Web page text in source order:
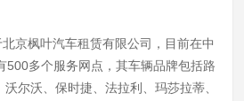
北京枫叶汽车租赁有限公司，目前在中
500多个服务网点，其车辆品牌包括路
尔沃、保时捷、法拉利、玛莎拉蒂、